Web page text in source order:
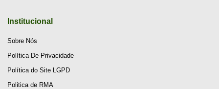
Institucional
Sobre Nós
Política De Privacidade
Política do Site LGPD
Politica de RMA